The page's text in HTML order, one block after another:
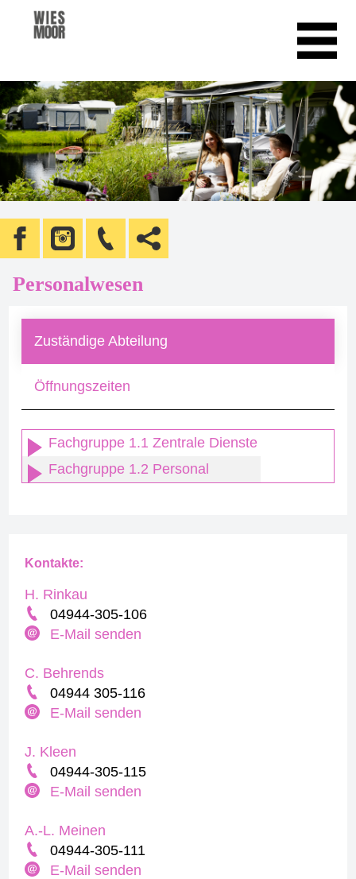
Personalwesen
Zuständige Abteilung
Öffnungszeiten
Fachgruppe 1.1 Zentrale Dienste
Fachgruppe 1.2 Personal
Kontakte:
H. Rinkau
04944-305-106
E-Mail senden
C. Behrends
04944 305-116
E-Mail senden
J. Kleen
04944-305-115
E-Mail senden
A.-L. Meinen
04944-305-111
E-Mail senden